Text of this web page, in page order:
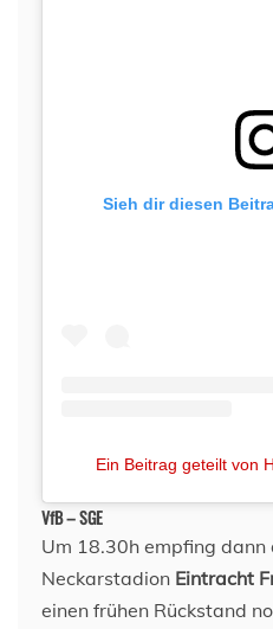
Sieh dir diesen
Ein Beitrag geteilt von
VfB – SGE
Um 18.30h empfing dann
Neckarstadion Eintracht
einen frühen Rückstand